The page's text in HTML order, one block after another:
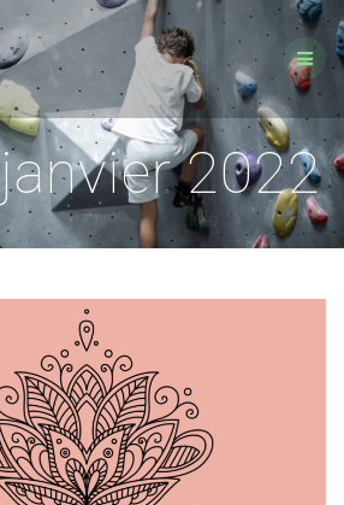
Passer
au
contenu
janvier 2022